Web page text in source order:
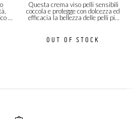
e
Questa crema viso pelli sensibili
coccola e protegge con dolcezza ed
efficacia la bellezza delle pelli più
OUT OF STOCK